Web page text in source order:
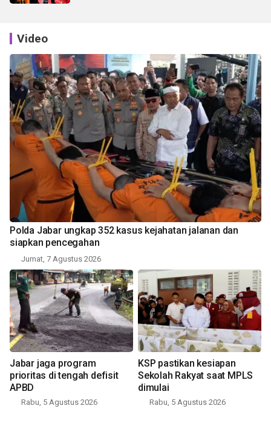
Video
Polda Jabar ungkap 352 kasus kejahatan jalanan dan
siapkan pencegahan
Jumat, 7 Agustus 2026
Jabar jaga program
prioritas di tengah defisit
APBD
Rabu, 5 Agustus 2026
KSP pastikan kesiapan
Sekolah Rakyat saat MPLS
dimulai
Rabu, 5 Agustus 2026